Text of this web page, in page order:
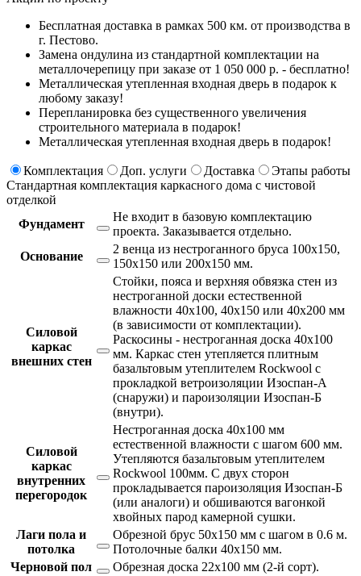
Бесплатная доставка в рамках 500 км. от производства в
г. Пестово.
Замена ондулина из стандартной комплектации на
металлочерепицу при заказе от 1 050 000 р. - бесплатно!
Металлическая утепленная входная дверь в подарок к
любому заказу!
Перепланировка без существенного увеличения
строительного материала в подарок!
Металлическая утепленная входная дверь в подарок!
Комплектация Доп. услуги Доставка
Этапы работы
Стандартная комплектация каркасного дома с чистовой
отделкой
Фундамент
Не входит в базовую комплектацию
проекта. Заказывается отдельно.
Основание
2 венца из нестроганного бруса 100х150,
150х150 или 200х150 мм.
Силовой
каркас
внешних стен
Стойки, пояса и верхняя обвязка стен из
нестроганной доски естественной
влажности 40х100, 40х150 или 40х200 мм
(в зависимости от комплектации).
Раскосины - нестроганная доска 40х100
мм. Каркас стен утепляется плитным
базальтовым утеплителем Rockwool с
прокладкой ветроизоляции Изоспан-А
(снаружи) и пароизоляции Изоспан-Б
(внутри).
Силовой
каркас
внутренних
перегородок
Нестроганная доска 40х100 мм
естественной влажности с шагом 600 мм.
Утепляются базальтовым утеплителем
Rockwool 100мм. С двух сторон
прокладывается пароизоляция Изоспан-Б
(или аналоги) и обшиваются вагонкой
хвойных парод камерной сушки.
Лаги пола и
потолка
Обрезной брус 50х150 мм с шагом в 0.6 м.
Потолочные балки 40х150 мм.
Черновой пол
Обрезная доска 22х100 мм (2-й сорт).